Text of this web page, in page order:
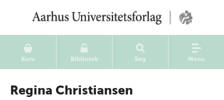
Kurv Bibliotek Søg Menu
Regina Christiansen